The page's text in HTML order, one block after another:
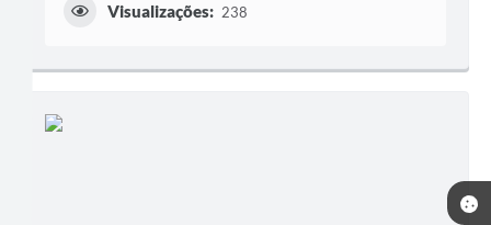
Visualizações: 238